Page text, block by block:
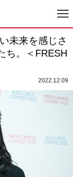
未来を感じさ
ち。＜FRESH
2022.12.09